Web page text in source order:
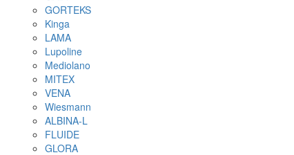
GORTEKS
Kinga
LAMA
Lupoline
Mediolano
MITEX
VENA
Wiesmann
ALBINA-L
FLUIDE
GLORA